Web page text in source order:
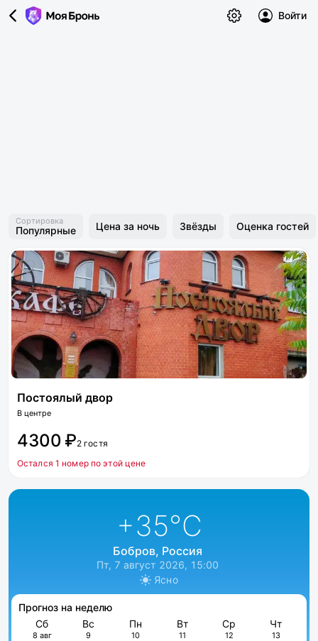
Войти
Сортировка
Популярные Цена за ночь Звёзды Оценка гостей
Постоялый двор
В центре
4300 ₽2 гостя
Остался 1 номер по этой цене
+35°C
Бобров, Россия
Пт, 7 август 2026, 15:00
Ясно
Прогноз на неделю
Сб
8 авг
Вс
9
Пн
10
Вт
11
Ср
12
Чт
13